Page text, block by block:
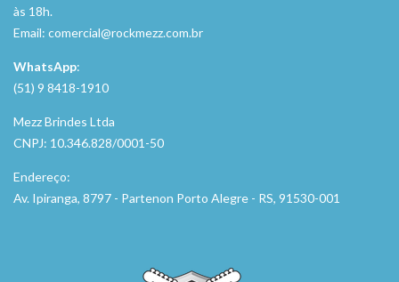
às 18h.
Email: comercial@rockmezz.com.br
WhatsApp:
(51) 9 8418-1910
Mezz Brindes Ltda
CNPJ: 10.346.828/0001-50
Endereço:
Av. Ipiranga, 8797 - Partenon Porto Alegre - RS, 91530-001